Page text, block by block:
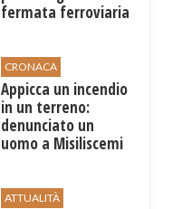
fermata ferroviaria
CRONACA
Appicca un incendio
in un terreno:
denunciato un
uomo a Misiliscemi
ATTUALITÀ